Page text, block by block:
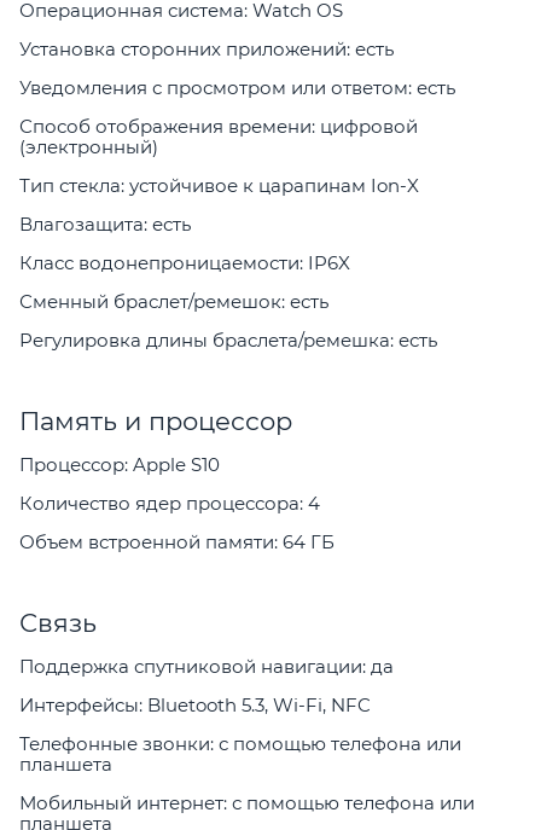
Операционная система: Watch OS
Установка сторонних приложений: есть
Уведомления с просмотром или ответом: есть
Способ отображения времени: цифровой
(электронный)
Тип стекла: устойчивое к царапинам Ion-X
Влагозащита: есть
Класс водонепроницаемости: IP6X
Сменный браслет/ремешок: есть
Регулировка длины браслета/ремешка: есть
Память и процессор
Процессор: Apple S10
Количество ядер процессора: 4
Объем встроенной памяти: 64 ГБ
Связь
Поддержка спутниковой навигации: да
Интерфейсы: Bluetooth 5.3, Wi-Fi, NFC
Телефонные звонки: с помощью телефона или
планшета
Мобильный интернет: с помощью телефона или
планшета